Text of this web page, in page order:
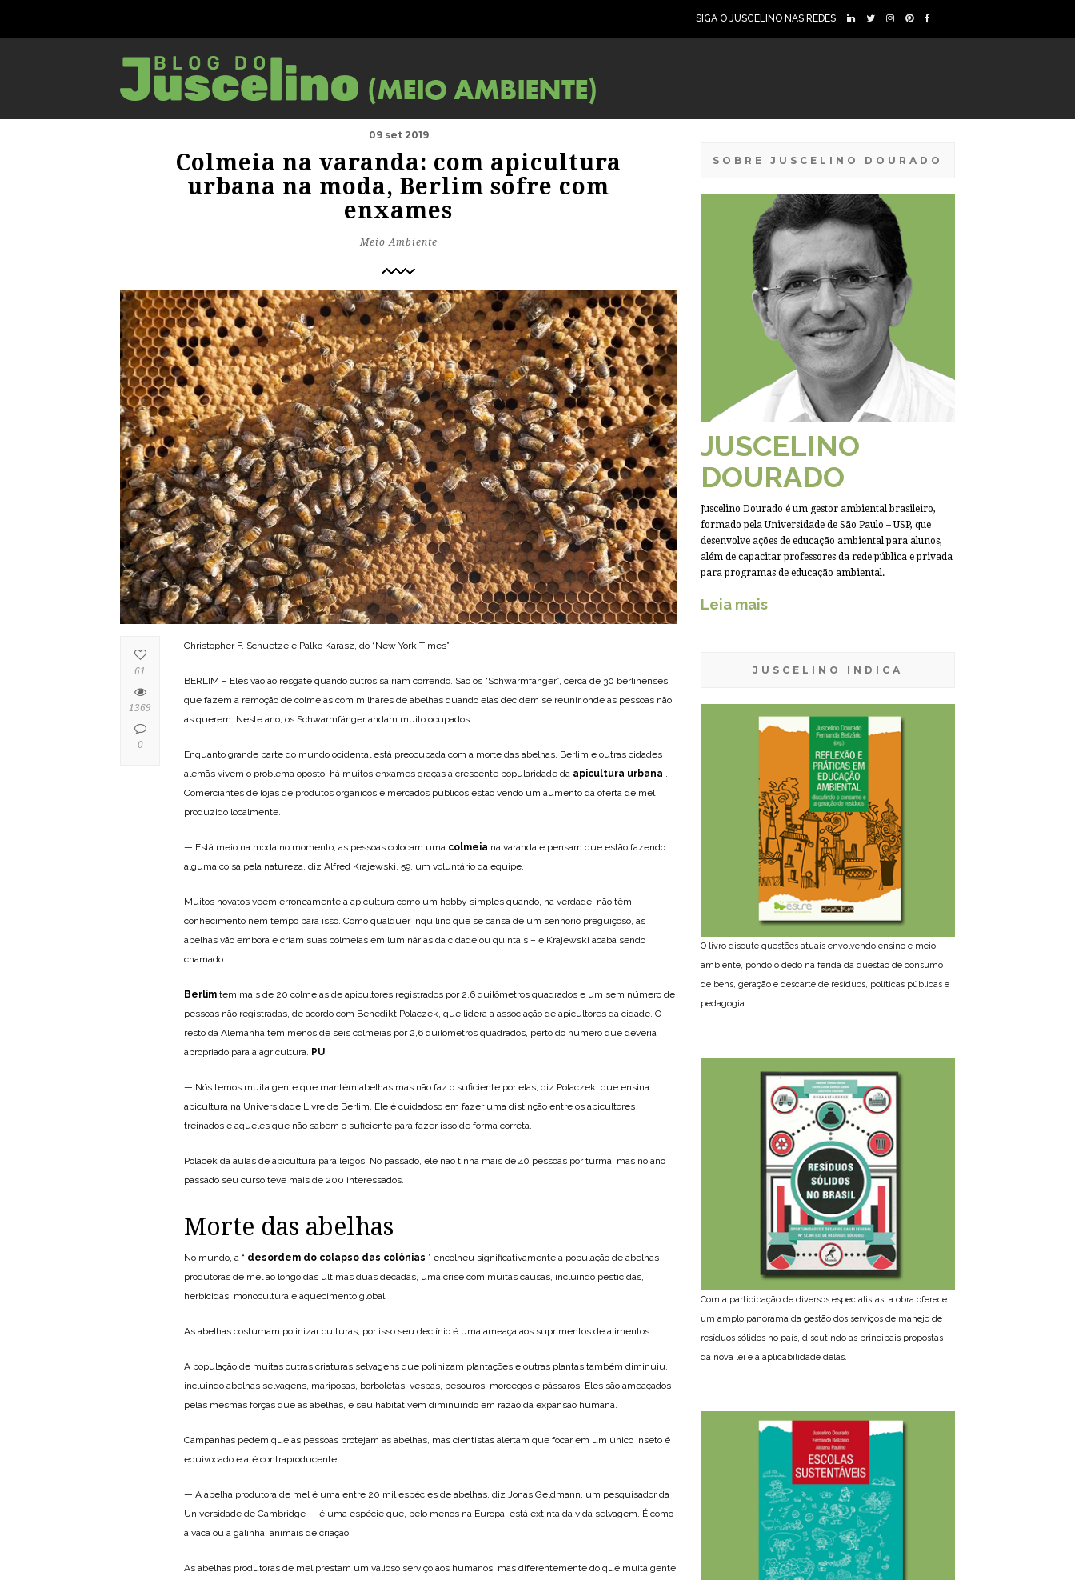
SIGA O JUSCELINO NAS REDES
09 set 2019
Colmeia na varanda: com apicultura
urbana na moda, Berlim sofre com
enxames
Meio Ambiente
Christopher F. Schuetze e Palko Karasz, do “New York Times”
BERLIM – Eles vão ao resgate quando outros sairiam correndo. São os “Schwarmfänger”, cerca de 30 berlinenses
que fazem a remoção de colmeias com milhares de abelhas quando elas decidem se reunir onde as pessoas não
as querem. Neste ano, os Schwarmfänger andam muito ocupados.
Enquanto grande parte do mundo ocidental está preocupada com a morte das abelhas, Berlim e outras cidades
alemãs vivem o problema oposto: há muitos enxames graças à crescente popularidade da apicultura urbana .
Comerciantes de lojas de produtos orgânicos e mercados públicos estão vendo um aumento da oferta de mel
produzido localmente.
— Está meio na moda no momento, as pessoas colocam uma colmeia na varanda e pensam que estão fazendo
alguma coisa pela natureza, diz Alfred Krajewski, 59, um voluntário da equipe.
Muitos novatos veem erroneamente a apicultura como um hobby simples quando, na verdade, não têm
conhecimento nem tempo para isso. Como qualquer inquilino que se cansa de um senhorio preguiçoso, as
abelhas vão embora e criam suas colmeias em luminárias da cidade ou quintais – e Krajewski acaba sendo
chamado.
Berlim tem mais de 20 colmeias de apicultores registrados por 2,6 quilômetros quadrados e um sem número de
pessoas não registradas, de acordo com Benedikt Polaczek, que lidera a associação de apicultores da cidade. O
resto da Alemanha tem menos de seis colmeias por 2,6 quilômetros quadrados, perto do número que deveria
apropriado para a agricultura. PU
— Nós temos muita gente que mantém abelhas mas não faz o suficiente por elas, diz Polaczek, que ensina
apicultura na Universidade Livre de Berlim. Ele é cuidadoso em fazer uma distinção entre os apicultores
treinados e aqueles que não sabem o suficiente para fazer isso de forma correta.
Polacek dá aulas de apicultura para leigos. No passado, ele não tinha mais de 40 pessoas por turma, mas no ano
passado seu curso teve mais de 200 interessados.
Morte das abelhas
No mundo, a “ desordem do colapso das colônias ” encolheu significativamente a população de abelhas
produtoras de mel ao longo das últimas duas décadas, uma crise com muitas causas, incluindo pesticidas,
herbicidas, monocultura e aquecimento global.
As abelhas costumam polinizar culturas, por isso seu declínio é uma ameaça aos suprimentos de alimentos.
A população de muitas outras criaturas selvagens que polinizam plantações e outras plantas também diminuiu,
incluindo abelhas selvagens, mariposas, borboletas, vespas, besouros, morcegos e pássaros. Eles são ameaçados
pelas mesmas forças que as abelhas, e seu habitat vem diminuindo em razão da expansão humana.
Campanhas pedem que as pessoas protejam as abelhas, mas cientistas alertam que focar em um único inseto é
equivocado e até contraproducente.
— A abelha produtora de mel é uma entre 20 mil espécies de abelhas, diz Jonas Geldmann, um pesquisador da
Universidade de Cambridge — é uma espécie que, pelo menos na Europa, está extinta da vida selvagem. É como
a vaca ou a galinha, animais de criação.
As abelhas produtoras de mel prestam um valioso serviço aos humanos, mas diferentemente do que muita gente
61
1369
0
SOBRE JUSCELINO DOURADO
JUSCELINO
DOURADO
Juscelino Dourado é um gestor ambiental brasileiro,
formado pela Universidade de São Paulo – USP, que
desenvolve ações de educação ambiental para alunos,
além de capacitar professores da rede pública e privada
para programas de educação ambiental.
Leia mais
JUSCELINO INDICA
O livro discute questões atuais envolvendo ensino e meio
ambiente, pondo o dedo na ferida da questão de consumo
de bens, geração e descarte de resíduos, políticas públicas e
pedagogia.
Com a participação de diversos especialistas, a obra oferece
um amplo panorama da gestão dos serviços de manejo de
resíduos sólidos no país, discutindo as principais propostas
da nova lei e a aplicabilidade delas.